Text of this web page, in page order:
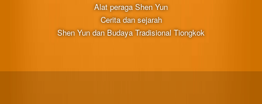
Alat peraga Shen Yun
Cerita dan sejarah
Shen Yun dan Budaya Tradisional Tiongkok